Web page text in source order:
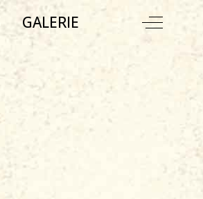
GALERIE Off-